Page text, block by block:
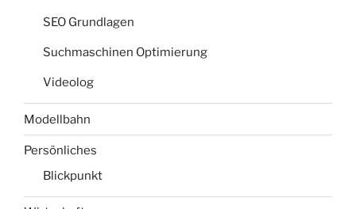
SEO Grundlagen
Suchmaschinen Optimierung
Videolog
Modellbahn
Persönliches
Blickpunkt